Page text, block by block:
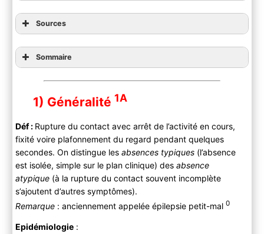
Sources
Sommaire
1) Généralité 1A
Déf: Rupture du contact avec arrêt de l’activité en cours,
fixité voire plafonnement du regard pendant quelques
secondes. On distingue les absences typiques (l’absence
est isolée, simple sur le plan clinique) des absence
atypique (à la rupture du contact souvent incomplète
s’ajoutent d’autres symptômes).
Remarque: anciennement appelée épilepsie petit-mal 0
Epidémiologie: